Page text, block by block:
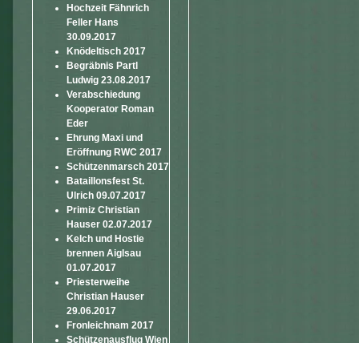
Hochzeit Fähnrich
Feller Hans
30.09.2017
Knödeltisch 2017
Begräbnis Partl
Ludwig 23.08.2017
Verabschiedung
Kooperator Roman
Eder
Ehrung Maxi und
Eröffnung RWC 2017
Schützenmarsch 2017
Bataillonsfest St.
Ulrich 09.07.2017
Primiz Christian
Hauser 02.07.2017
Kelch und Hostie
brennen Aiglsau
01.07.2017
Priesterweihe
Christian Hauser
29.06.2017
Fronleichnam 2017
Schützenausflug Wien